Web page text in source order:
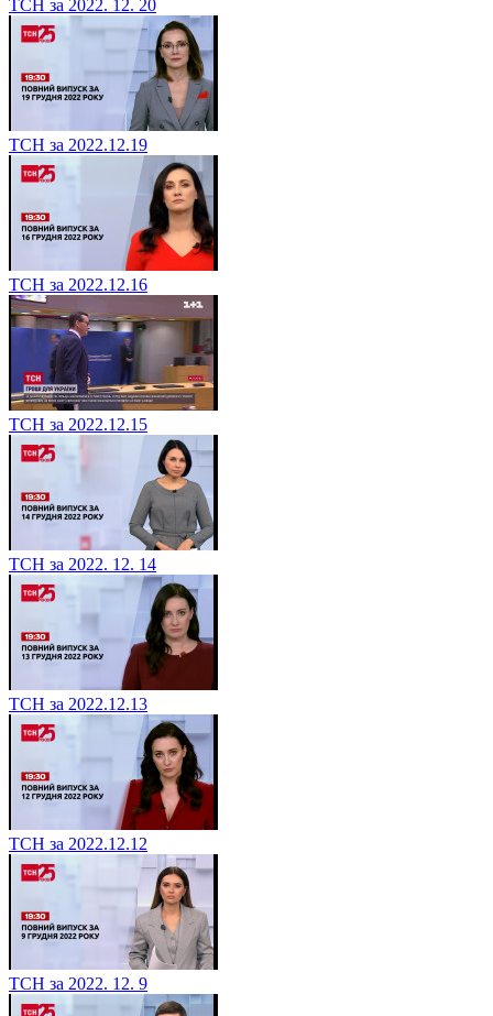
ТСН за 2022. 12. 20
ТСН за 2022.12.19
ТСН за 2022.12.16
ТСН за 2022.12.15
ТСН за 2022. 12. 14
ТСН за 2022.12.13
ТСН за 2022.12.12
ТСН за 2022. 12. 9